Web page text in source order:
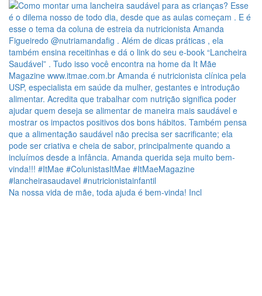
Na nossa vida de mãe, toda ajuda é bem-vinda! Incl